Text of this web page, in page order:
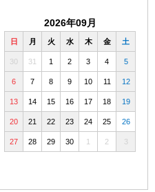
2026年09月
日 月 火 水 木 金 土
30 31 1 2 3 4 5
6 7 8 9 10 11 12
13 14 15 16 17 18 19
20 21 22 23 24 25 26
27 28 29 30 1 2 3